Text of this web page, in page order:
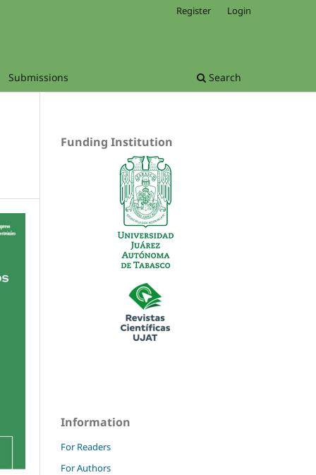
Submissions Search
Register Login
Funding Institution
Information
For Readers
For Authors